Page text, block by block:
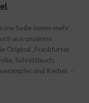
Soße immer mehr
aus unserem
Original „Frankfurter
Schnittlauch,
und Kerbel. –